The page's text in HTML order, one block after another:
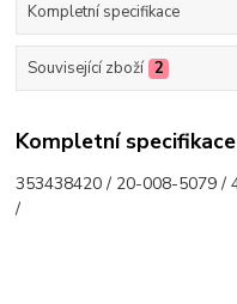
Kompletní specifikace
Související zboží 2
Kompletní specifikace
353438420 / 20-008-5079 /
/